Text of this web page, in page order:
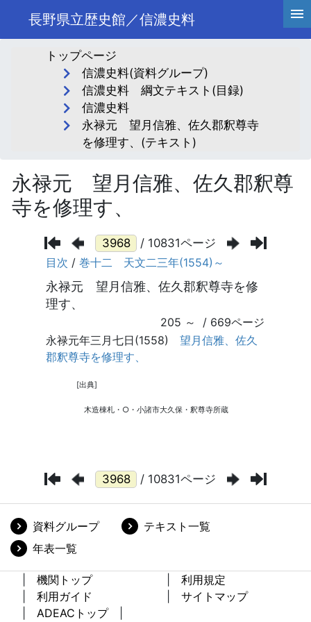
長野県立歴史館／信濃史料
トップページ
信濃史料(資料グループ)
信濃史料 綱文テキスト(目録)
信濃史料
永禄元 望月信雅、佐久郡釈尊寺
を修理す、(テキスト)
永禄元 望月信雅、佐久郡釈尊
寺を修理す、
/ 10831ページ
/ 10831ページ
資料グループ
テキスト一覧
年表一覧
機関トップ
利用規定
利用ガイド
サイトマップ
ADEACトップ